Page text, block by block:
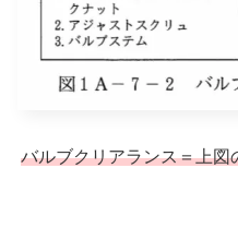
バルブクリアランス＝上